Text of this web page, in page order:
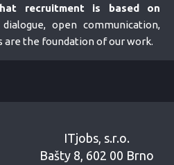
recruitment is based on
open communication,
are the foundation of our work.
ITjobs, s.r.o.
Bašty 8, 602 00 Brno